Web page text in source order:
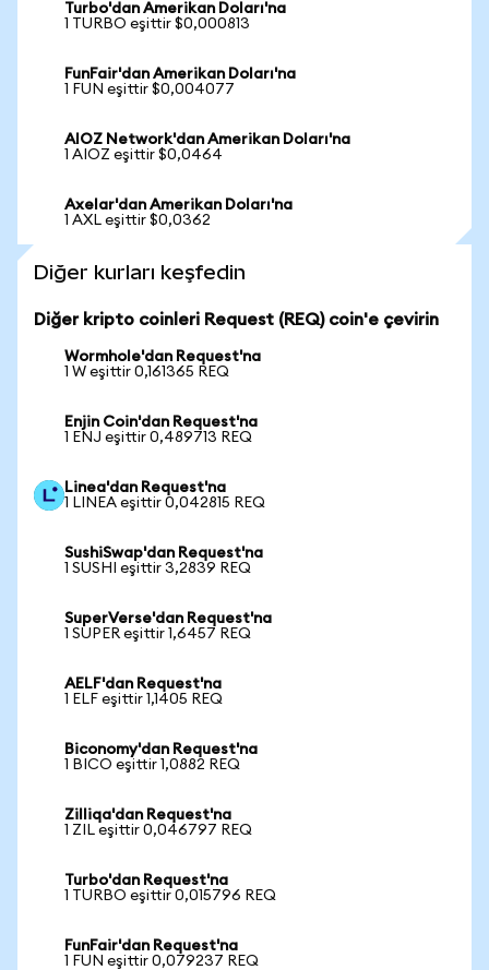
Turbo'dan Amerikan Doları'na
1 TURBO eşittir $0,000813
FunFair'dan Amerikan Doları'na
1 FUN eşittir $0,004077
AIOZ Network'dan Amerikan Doları'na
1 AIOZ eşittir $0,0464
Axelar'dan Amerikan Doları'na
1 AXL eşittir $0,0362
Diğer kurları keşfedin
Diğer kripto coinleri Request (REQ) coin'e çevirin
Wormhole'dan Request'na
1 W eşittir 0,161365 REQ
Enjin Coin'dan Request'na
1 ENJ eşittir 0,489713 REQ
Linea'dan Request'na
1 LINEA eşittir 0,042815 REQ
SushiSwap'dan Request'na
1 SUSHI eşittir 3,2839 REQ
SuperVerse'dan Request'na
1 SUPER eşittir 1,6457 REQ
AELF'dan Request'na
1 ELF eşittir 1,1405 REQ
Biconomy'dan Request'na
1 BICO eşittir 1,0882 REQ
Zilliqa'dan Request'na
1 ZIL eşittir 0,046797 REQ
Turbo'dan Request'na
1 TURBO eşittir 0,015796 REQ
FunFair'dan Request'na
1 FUN eşittir 0,079237 REQ